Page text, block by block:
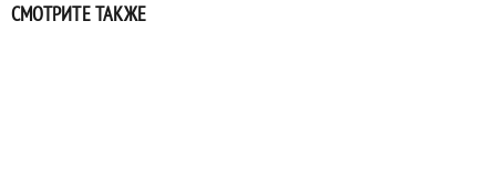
СМОТРИТЕ ТАКЖЕ